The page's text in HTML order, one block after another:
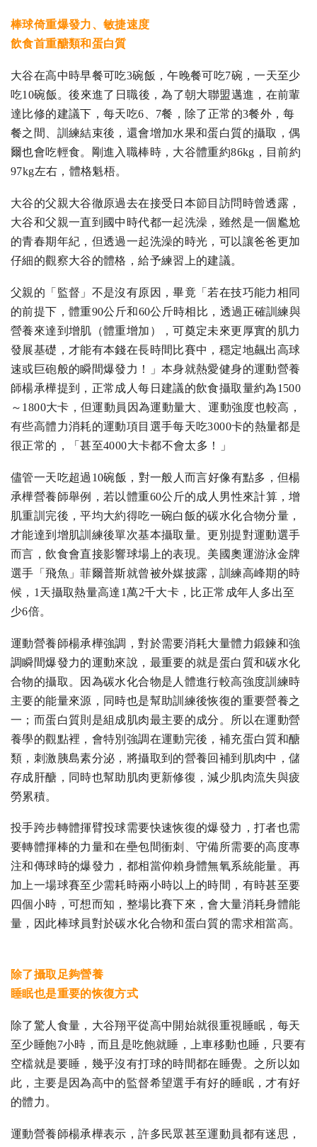
棒球倚重爆發力、敏捷速度
飲食首重醣類和蛋白質
大谷在高中時早餐可吃3碗飯，午晚餐可吃7碗，一天至少
吃10碗飯。後來進了日職後，為了朝大聯盟邁進，在前輩
達比修的建議下，每天吃6、7餐，除了正常的3餐外，每
餐之間、訓練結束後，還會增加水果和蛋白質的攝取，偶
爾也會吃輕食。剛進入職棒時，大谷體重約86kg，目前約
97kg左右，體格魁梧。
大谷的父親大谷徹原過去在接受日本節目訪問時曾透露，
大谷和父親一直到國中時代都一起洗澡，雖然是一個尷尬
的青春期年紀，但透過一起洗澡的時光，可以讓爸爸更加
仔細的觀察大谷的體格，給予練習上的建議。
父親的「監督」不是沒有原因，畢竟「若在技巧能力相同
的前提下，體重90公斤和60公斤時相比，透過正確訓練與
營養來達到增肌（體重增加），可奠定未來更厚實的肌力
發展基礎，才能有本錢在長時間比賽中，穩定地飆出高球
速或巨砲般的瞬間爆發力！」本身就熱愛健身的運動營養
師楊承樺提到，正常成人每日建議的飲食攝取量約為1500
～1800大卡，但運動員因為運動量大、運動強度也較高，
有些高體力消耗的運動項目選手每天吃3000卡的熱量都是
很正常的，「甚至4000大卡都不會太多！」
儘管一天吃超過10碗飯，對一般人而言好像有點多，但楊
承樺營養師舉例，若以體重60公斤的成人男性來計算，增
肌重訓完後，平均大約得吃一碗白飯的碳水化合物分量，
才能達到增肌訓練後單次基本攝取量。更別提對運動選手
而言，飲食會直接影響球場上的表現。美國奧運游泳金牌
選手「飛魚」菲爾普斯就曾被外媒披露，訓練高峰期的時
候，1天攝取熱量高達1萬2千大卡，比正常成年人多出至
少6倍。
運動營養師楊承樺強調，對於需要消耗大量體力鍛鍊和強
調瞬間爆發力的運動來說，最重要的就是蛋白質和碳水化
合物的攝取。因為碳水化合物是人體進行較高強度訓練時
主要的能量來源，同時也是幫助訓練後恢復的重要營養之
一；而蛋白質則是組成肌肉最主要的成分。所以在運動營
養學的觀點裡，會特別強調在運動完後，補充蛋白質和醣
類，刺激胰島素分泌，將攝取到的營養回補到肌肉中，儲
存成肝醣，同時也幫助肌肉更新修復，減少肌肉流失與疲
勞累積。
投手跨步轉體揮臂投球需要快速恢復的爆發力，打者也需
要轉體揮棒的力量和在壘包間衝刺、守備所需要的高度專
注和傳球時的爆發力，都相當仰賴身體無氧系統能量。再
加上一場球賽至少需耗時兩小時以上的時間，有時甚至要
四個小時，可想而知，整場比賽下來，會大量消耗身體能
量，因此棒球員對於碳水化合物和蛋白質的需求相當高。
除了攝取足夠營養
睡眠也是重要的恢復方式
除了驚人食量，大谷翔平從高中開始就很重視睡眠，每天
至少睡飽7小時，而且是吃飽就睡，上車移動也睡，只要有
空檔就是要睡，幾乎沒有打球的時間都在睡覺。之所以如
此，主要是因為高中的監督希望選手有好的睡眠，才有好
的體力。
運動營養師楊承樺表示，許多民眾甚至運動員都有迷思，